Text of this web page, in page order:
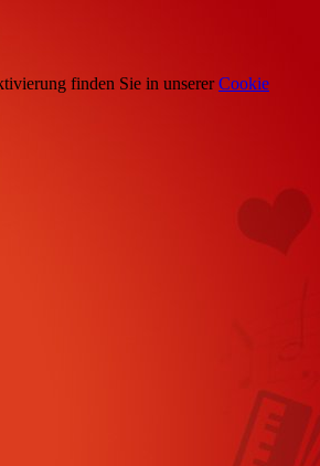
finden Sie in unsererCookie